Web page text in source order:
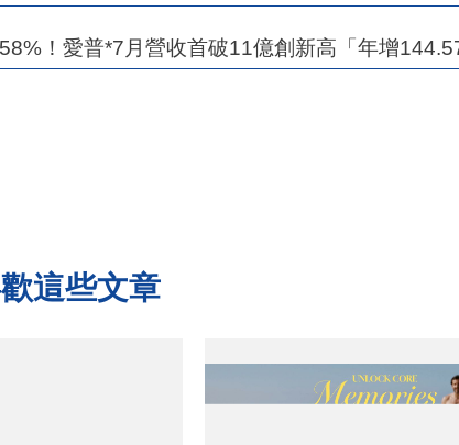
！愛普*7月營收首破11億創新高「年增
這些文章